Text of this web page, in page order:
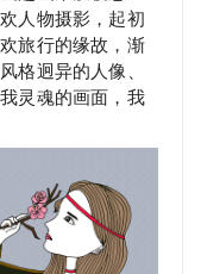
人物摄影，起初
旅行的缘故，渐
格迥异的人像、
灵魂的画面，我